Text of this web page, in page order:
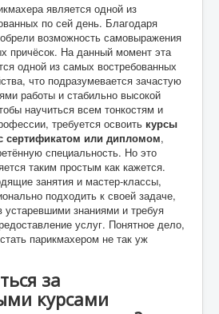
является одной из
по сей день. Благодаря
возможность самовыражения
причёсок. На данный момент эта
одной из самых востребованных
что подразумевается зачастую
работы и стабильно высокой
научиться всем тонкостям и
требуется освоить курсы
сертификатом или дипломом,
специальность. Но это
таким простым как кажется.
занятия и мастер-классы,
подходить к своей задаче,
устаревшими знаниями и требуя
услуг. Понятное дело,
парикмахером не так уж
за
курсами